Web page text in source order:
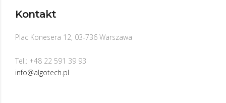
Kontakt
Plac Konesera 12, 03-736 Warszawa
Tel.: +48 22 591 39 93
info@algotech.pl